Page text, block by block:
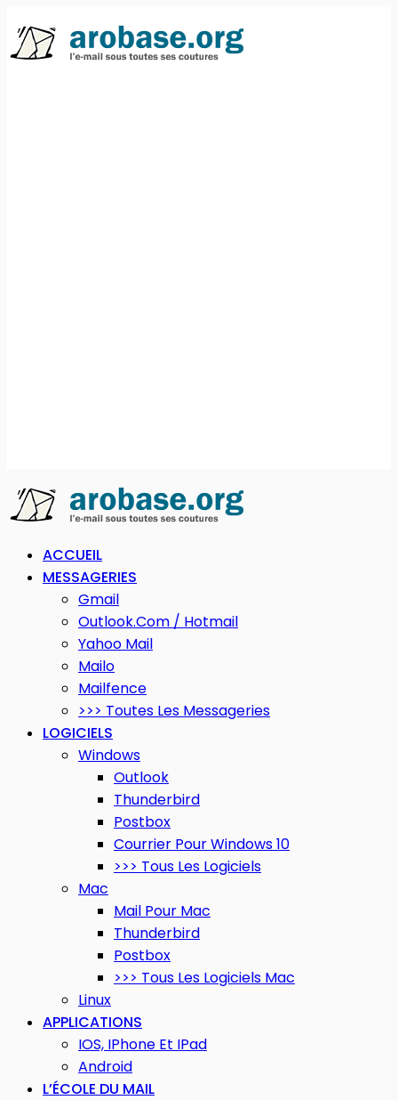
ACCUEIL
MESSAGERIES
Gmail
Outlook.com / Hotmail
Yahoo Mail
Mailo
Mailfence
>>> Toutes Les Messageries
LOGICIELS
Windows
Outlook
Thunderbird
Postbox
Courrier Pour Windows 10
>>> Tous Les Logiciels
Mac
Mail Pour Mac
Thunderbird
Postbox
>>> Tous Les Logiciels Mac
Linux
APPLICATIONS
IOS, IPhone Et IPad
Android
L’ÉCOLE DU MAIL